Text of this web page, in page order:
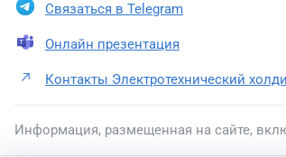
Связаться в Telegram
Онлайн презентация
Контакты Электротехнический
Информация, размещенная на сайте,